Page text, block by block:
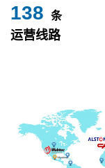
153 条
运营线路